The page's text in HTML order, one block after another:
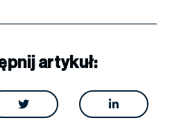
artykuł:
 